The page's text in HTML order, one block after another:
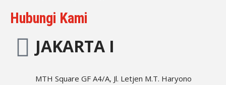
Hubungi Kami
JAKARTA I
MTH Square GF A4/A, Jl. Letjen M.T. Haryono